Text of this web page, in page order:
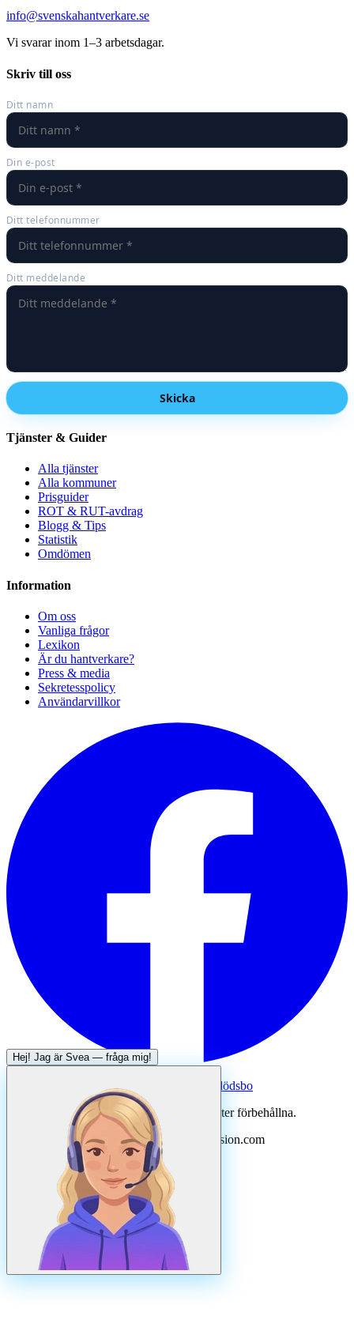
info@svenskahantverkare.se
Vi svarar inom 1–3 arbetsdagar.
Skriv till oss
Ditt namn
Din e-post
Ditt telefonnummer
Ditt meddelande
Skicka
Tjänster & Guider
Alla tjänster
Alla kommuner
Prisguider
ROT & RUT-avdrag
Blogg & Tips
Statistik
Omdömen
Information
Om oss
Vanliga frågor
Lexikon
Är du hantverkare?
Press & media
Sekretesspolicy
Användarvillkor
Dödsboofferter — hjälp med dödsbo
Svenska Hantverkare. Alla rättigheter förbehållna.
Uppdateradaugusti 2026· Drivs av N3ovision.com
Hej! Jag är Svea — fråga mig!